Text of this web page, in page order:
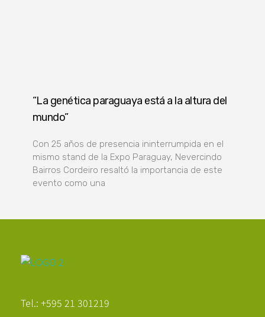
“La genética paraguaya está a la altura del
mundo”
Con 25 años de presencia ininterrumpida en el
mismo stand de la Expo Paraguay, Nevercindo
Bairros Cordeiro resaltó la importancia de este
evento como una
Tel.: +595 21 301219